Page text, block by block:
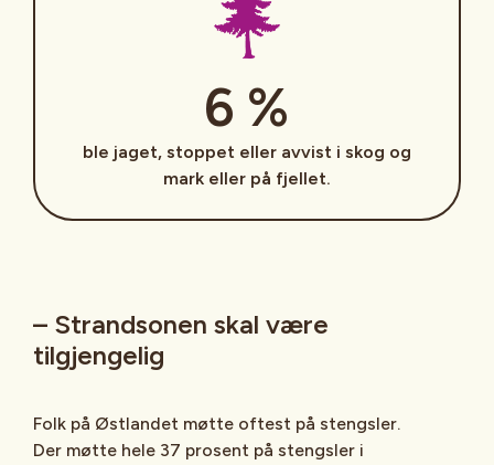
6 %
ble jaget, stoppet eller avvist i skog og
mark eller på fjellet.
– Strandsonen skal være
tilgjengelig
Folk på Østlandet møtte oftest på stengsler.
Der møtte hele 37 prosent på stengsler i